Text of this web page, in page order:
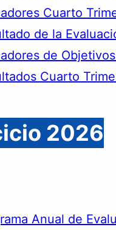
Cuarto
de la
de
Cuarto
2026
Anual de